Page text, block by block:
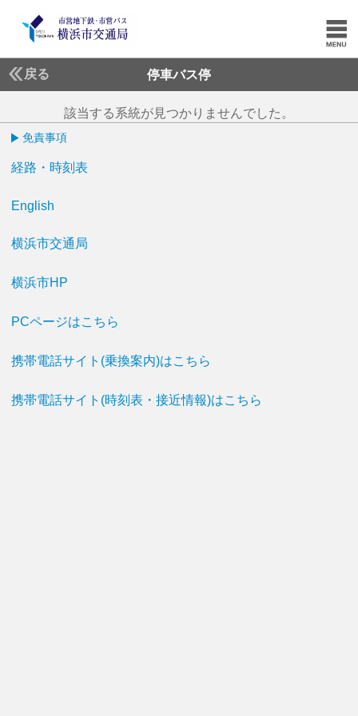
戻る 停車バス停
該当する系統が見つかりませんでした。
免責事項
経路・時刻表
English
横浜市交通局
横浜市HP
PCページはこちら
携帯電話サイト(乗換案内)はこちら
携帯電話サイト(時刻表・接近情報)はこちら